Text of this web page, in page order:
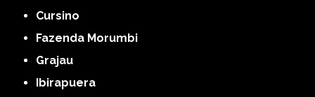
Cursino
Fazenda Morumbi
Grajau
Ibirapuera